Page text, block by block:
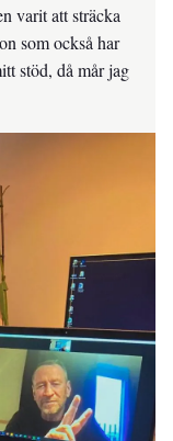
varit att sträcka
som också har
stöd, då mår jag